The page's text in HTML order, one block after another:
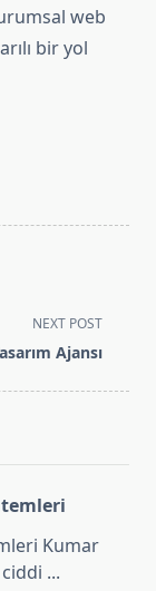
web
bir yol
NEXT POST
Ajansı
Kumar
...